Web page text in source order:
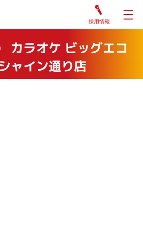
採用情報
カラオケ ビッグエコ
ャイン通り店